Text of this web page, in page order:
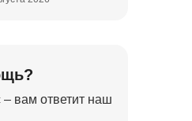
вам ответит наш